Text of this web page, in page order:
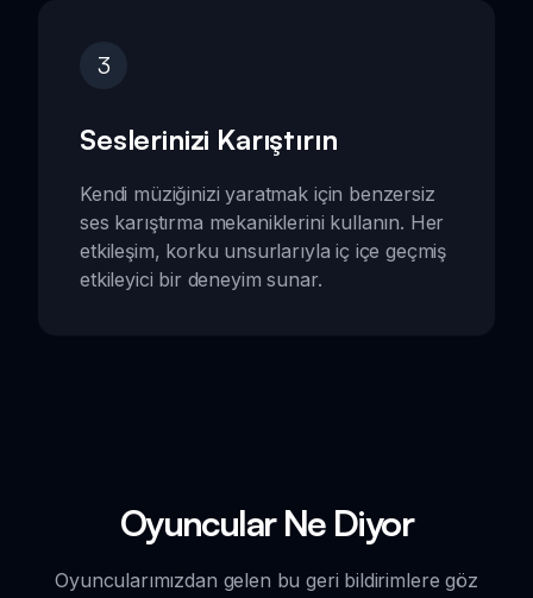
3
Seslerinizi Karıştırın
Kendi müziğinizi yaratmak için benzersiz
ses karıştırma mekaniklerini kullanın. Her
etkileşim, korku unsurlarıyla iç içe geçmiş
etkileyici bir deneyim sunar.
Oyuncular Ne Diyor
Oyuncularımızdan gelen bu geri bildirimlere göz